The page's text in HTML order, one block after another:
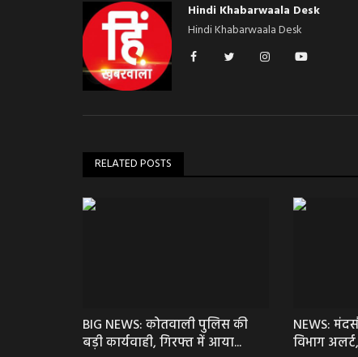
Hindi Khabarwaala Desk
Hindi Khabarwaala Desk
RELATED POSTS
BIG NEWS: कोतवाली पुलिस की
बड़ी कार्यवाही, गिरफ्त में आया...
NEWS:
विभाग